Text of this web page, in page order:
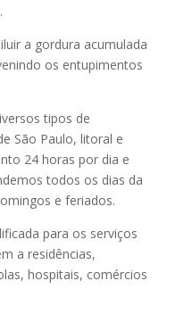
a gordura acumulada
os entupimentos
tipos de
São Paulo, litoral e
24 horas por dia e
todos os dias da
e feriados.
para os serviços
a residências,
hospitais, comércios